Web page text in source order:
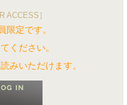
ACCESS］
限定です。
ください。
みいただけます。